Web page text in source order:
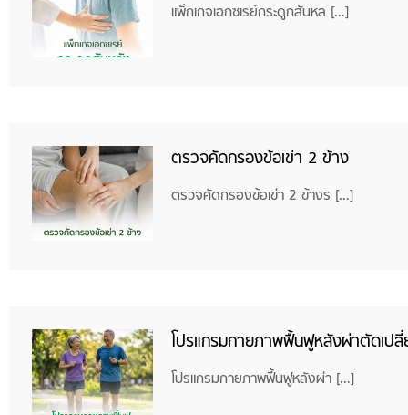
แพ็กเกจเอกซเรย์กระดูกสันหล […]
ตรวจคัดกรองข้อเข่า 2 ข้าง
ตรวจคัดกรองข้อเข่า 2 ข้างร […]
โปรแกรมกายภาพฟื้นฟูหลังผ่าตัดเปลี่
โปรแกรมกายภาพฟื้นฟูหลังผ่า […]